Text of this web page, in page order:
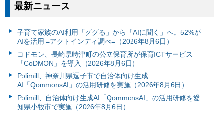
最新ニュース
子育て家族のAI利用「ググる」から「AIに聞く」へ。52%が
AIを活用 =アクトインディ調べ=（2026年8月6日）
コドモン、長崎県時津町の公立保育所が保育ICTサービス
「CoDMON」を導入（2026年8月6日）
Polimill、神奈川県逗子市で自治体向け生成
AI「QommonsAI」の活用研修を実施（2026年8月6日）
Polimill、自治体向け生成AI「QommonsAI」の活用研修を愛
知県小牧市で実施（2026年8月6日）